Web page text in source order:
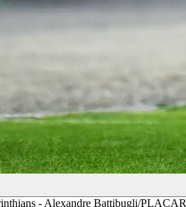
- Alexandre Battibugli/PLACAR